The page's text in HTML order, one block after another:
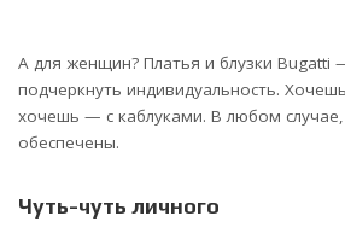
А для женщин? Платья и блузки Bugatti
подчеркнуть индивидуальность.
хочешь — с каблуками. В любом
обеспечены.
Чуть-чуть личного